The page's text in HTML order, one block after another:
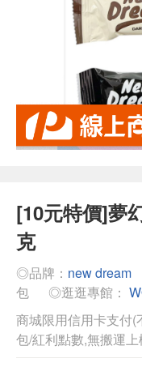
[10元特價]夢
克
◎品牌： new dream
包
◎逛逛專館：
商城限用信用卡支付
包/紅利點數,無搬運